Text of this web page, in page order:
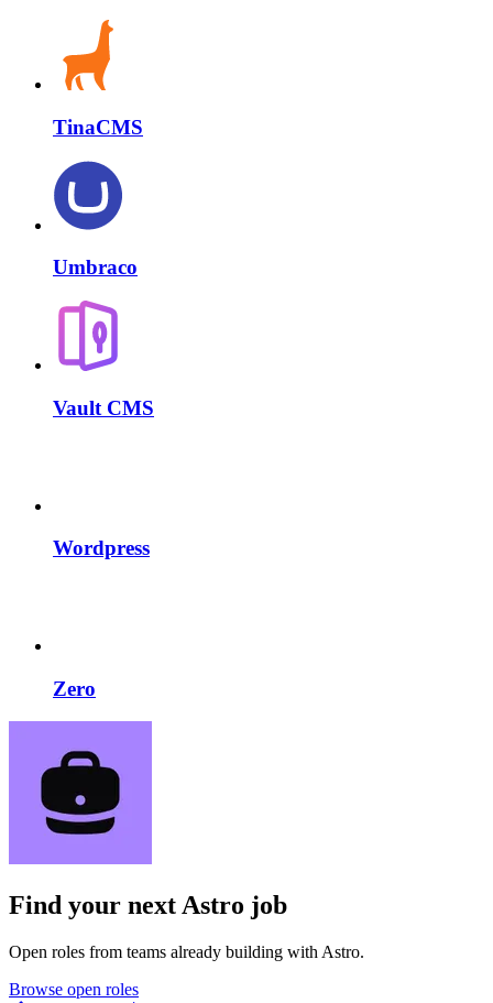
TinaCMS
Umbraco
Vault CMS
Wordpress
Zero
Find your nextAstro job
Open roles from teams already building with Astro.
Browse open roles